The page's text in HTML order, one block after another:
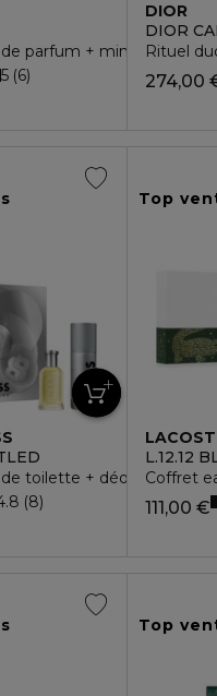
parfum + minature
5 6
DIOR
DIOR
Rituel
274,00
toilette + déodorant
8
Top
L.12.12
Coffret
111,00 €
Top